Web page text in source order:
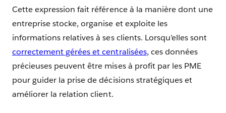
Cette expression fait référence à la manière dont une
entreprise stocke, organise et exploite les
informations relatives à ses clients. Lorsqu’elles sont
correctement gérées et centralisées, ces données
précieuses peuvent être mises à profit par les PME
pour guider la prise de décisions stratégiques et
améliorer la relation client.